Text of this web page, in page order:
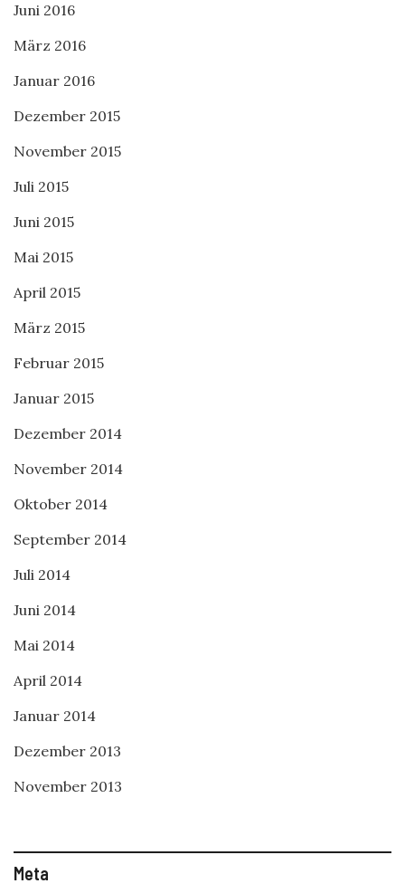
Juni 2016
März 2016
Januar 2016
Dezember 2015
November 2015
Juli 2015
Juni 2015
Mai 2015
April 2015
März 2015
Februar 2015
Januar 2015
Dezember 2014
November 2014
Oktober 2014
September 2014
Juli 2014
Juni 2014
Mai 2014
April 2014
Januar 2014
Dezember 2013
November 2013
Meta